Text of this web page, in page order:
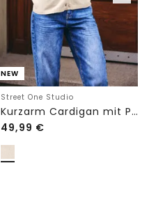
NEW
Street One Studio
Kurzarm Cardigan mit Polokragen
49,99 €